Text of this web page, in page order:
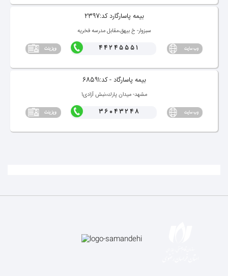
بیمه پاسارگارد كد:2397
سبزوار- خ بیهق،مقابل مدرسه فخریه
44245551
بیمه پاسارگاد - كد:68591
مشهد- میدان پارك،نبش آزادی1
36043248